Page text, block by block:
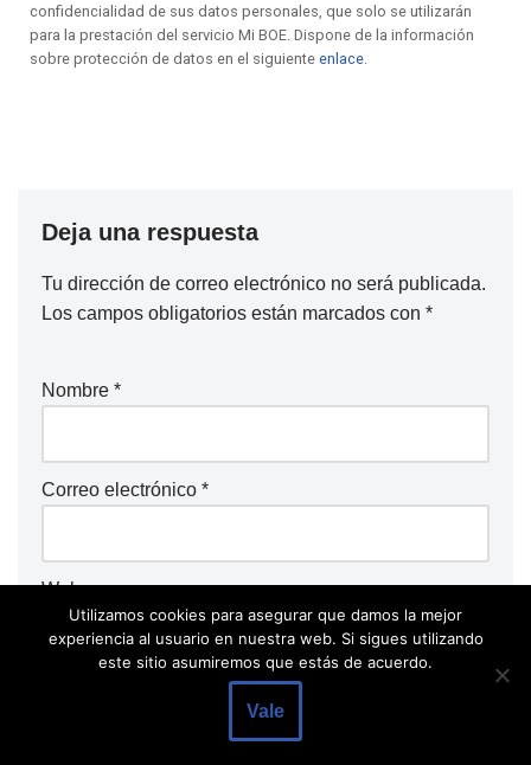
confidencialidad de sus datos personales, que solo se utilizarán
para la prestación del servicio Mi BOE. Dispone de la información
sobre protección de datos en el siguiente enlace.
Deja una respuesta
Tu dirección de correo electrónico no será publicada.
Los campos obligatorios están marcados con *
Nombre *
Correo electrónico *
Web
Utilizamos cookies para asegurar que damos la mejor
experiencia al usuario en nuestra web. Si sigues utilizando
este sitio asumiremos que estás de acuerdo.
Vale